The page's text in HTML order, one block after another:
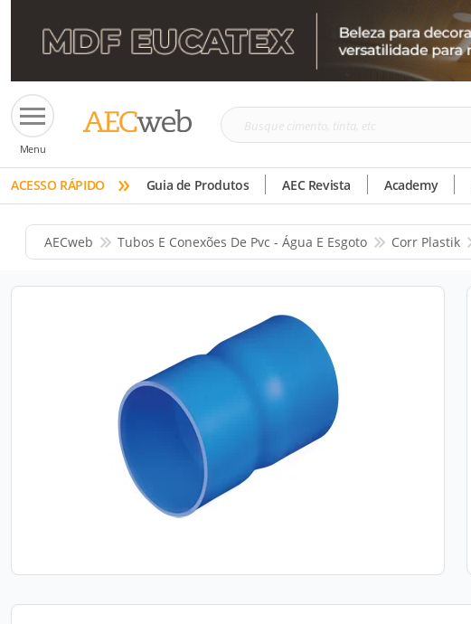
Menu
Busque
tinta,
etc
ACESSO RÁPIDO » Guia de Produtos AEC Revista Academy
AECweb Tubos E Conexões De Pvc - Água E Esgoto Corr Plastik